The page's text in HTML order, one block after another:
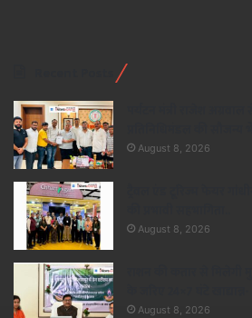
August 8, 2026
August 8, 2026
August 8, 2026